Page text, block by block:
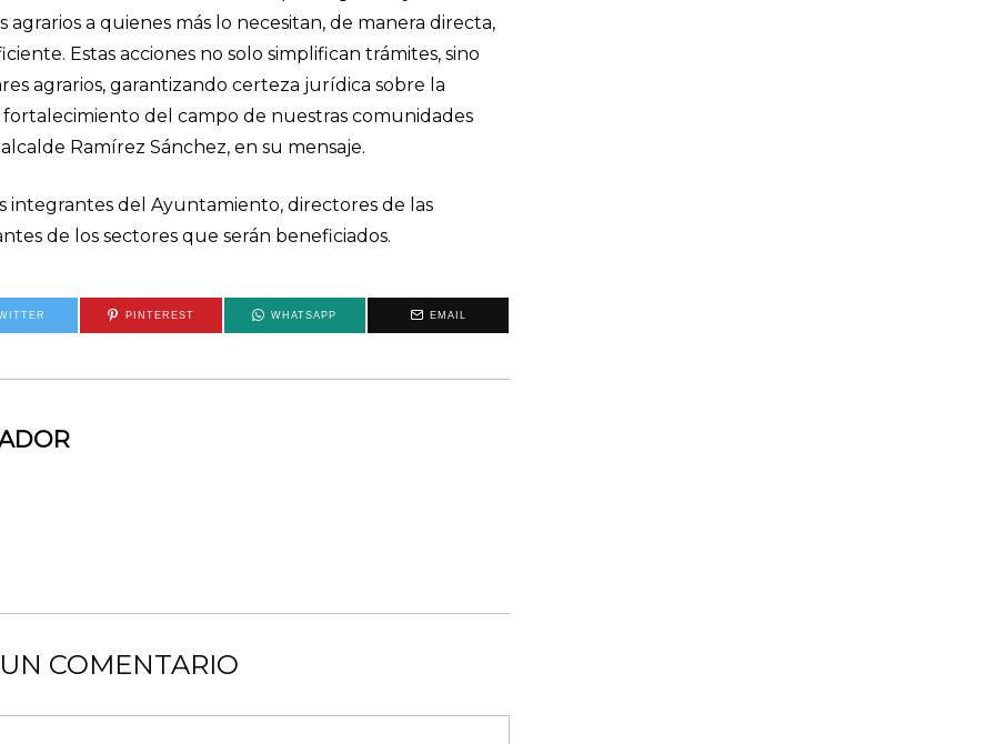
a quienes más lo necesitan, de manera directa,
Estas acciones no solo simplifican trámites, sino
agrarios, garantizando certeza jurídica sobre la
del campo de nuestras comunidades
Ramírez Sánchez, en su mensaje.
del Ayuntamiento, directores de las
de los sectores que serán beneficiados.
PINTEREST WHATSAPP EMAIL
COMENTARIO